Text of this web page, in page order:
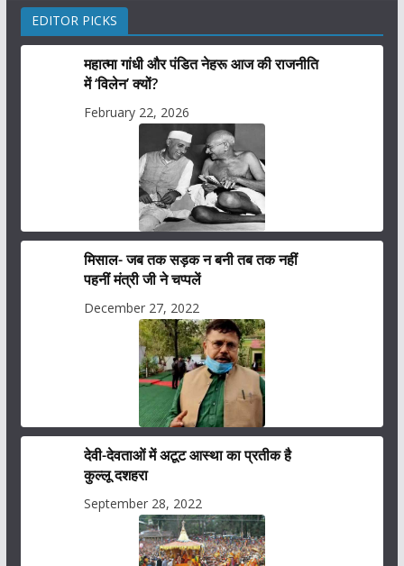
EDITOR PICKS
महात्मा गांधी और पंडित नेहरू आज की राजनीति
में ‘विलेन’ क्यों?
February 22, 2026
मिसाल- जब तक सड़क न बनी तब तक नहीं
पहनीं मंत्री जी ने चप्पलें
December 27, 2022
देवी-देवताओं में अटूट आस्था का प्रतीक है
कुल्लू दशहरा
September 28, 2022